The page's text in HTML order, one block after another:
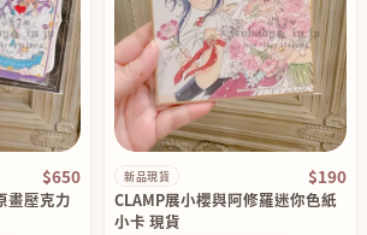
$650
畫壓克力
新品現貨 $190
CLAMP展小櫻與阿修羅迷你色紙
小卡 現貨